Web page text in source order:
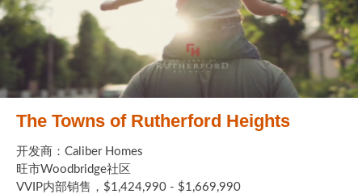
The Towns of Rutherford Heights
开发商：Caliber Homes
旺市Woodbridge社区
VVIP内部销售，$1,424,990 - $1,669,990